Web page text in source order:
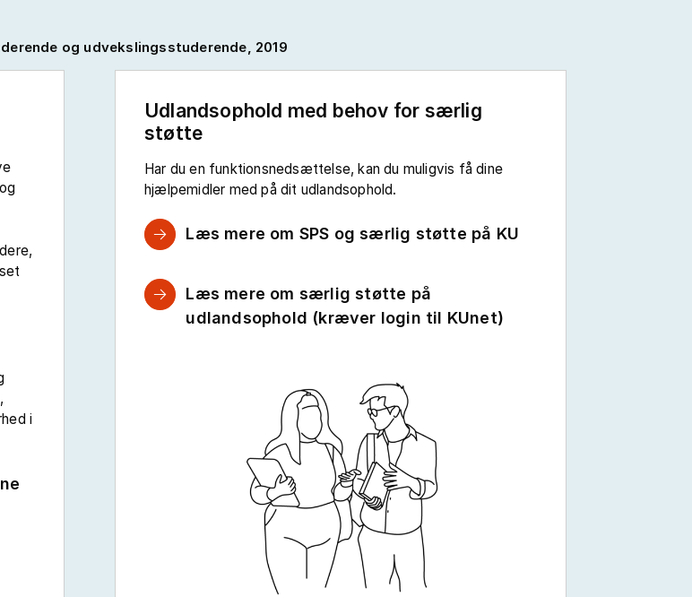
og udvekslingsstuderende, 2019
i
Udlandsophold med behov for særlig
støtte
Har du en funktionsnedsættelse, kan du muligvis få dine
hjælpemidler med på dit udlandsophold.
Læs mere om SPS og særlig støtte på KU
Læs mere om særlig støtte på
udlandsophold (kræver login til KUnet)